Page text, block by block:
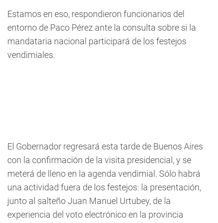
Estamos en eso, respondieron funcionarios del
entorno de Paco Pérez ante la consulta sobre si la
mandataria nacional participará de los festejos
vendimiales.
El Gobernador regresará esta tarde de Buenos Aires
con la confirmación de la visita presidencial, y se
meterá de lleno en la agenda vendimial. Sólo habrá
una actividad fuera de los festejos: la presentación,
junto al salteño Juan Manuel Urtubey, de la
experiencia del voto electrónico en la provincia